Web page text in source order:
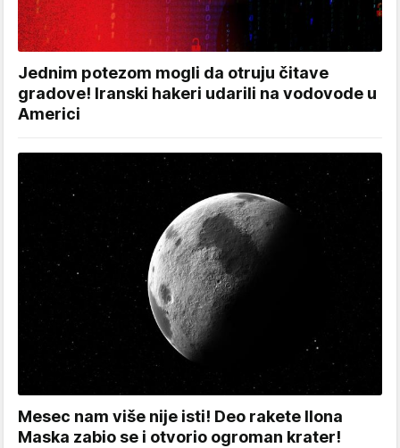
Jednim potezom mogli da otruju čitave
gradove! Iranski hakeri udarili na vodovode u
Americi
Mesec nam više nije isti! Deo rakete Ilona
Maska zabio se i otvorio ogroman krater!